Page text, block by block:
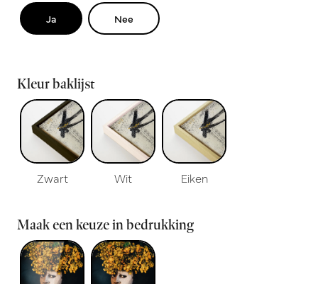
Ja Nee
Kleur baklijst
Zwart Wit Eiken
Maak een keuze in bedrukking